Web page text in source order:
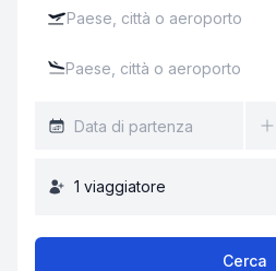
1 viaggiatore
Cerca